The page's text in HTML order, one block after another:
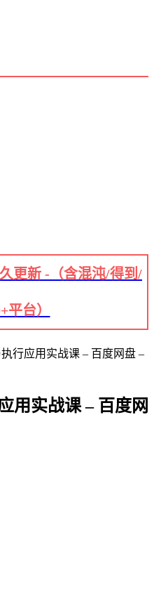
更新 -（含混沌/得到/
平台）
行应用实战课 – 百度网盘 –
用实战课 – 百度网